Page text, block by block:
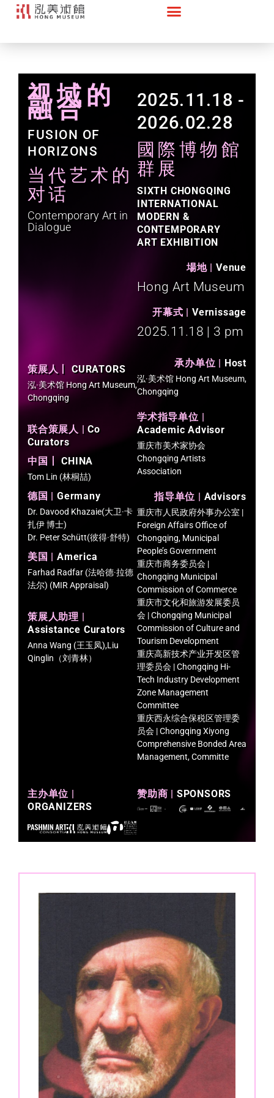
视域的
融合
FUSION OF
HORIZONS
当代艺术的
对话
Contemporary Art in
Dialogue
2025.11.18 -
2026.02.28​
國際博物館
群展
SIXTH CHONGQING
INTERNATIONAL
MODERN &
CONTEMPORARY
ART EXHIBITION
場地 | Venue​
Hong Art Museum
开幕式 | Vernissage​
2025.11.18 | 3 pm​
策展人丨 CURATORS
泓·美术馆 Hong Art Museum,
Chongqing
联合策展人 |Co
Curators
中国丨CHINA
Tom Lin (林桐喆)
德国 | Germany
Dr. Davood Khazaie(大卫·卡
扎伊 博士)
Dr. Peter Schütt(彼得·舒特)
美国 | America
Farhad Radfar (法哈德·拉德
法尔) (MIR Appraisal)
策展人助理 |
Assistance Curators
Anna Wang (王玉凤),Liu
Qinglin（刘青林）
承办单位 | Host
泓·美术馆 Hong Art Museum,
Chongqing
学术指导单位 |
Academic Advisor
重庆市美术家协会
Chongqing Artists
Association
指导单位 | Advisors
重庆市人民政府外事办公室 |
Foreign Affairs Office of
Chongqing, Municipal
People’s Government
重庆市商务委员会 |
Chongqing Municipal
Commission of Commerce
重庆市文化和旅游发展委员
会 | Chongqing Municipal
Commission of Culture and
Tourism Development
重庆高新技术产业开发区管
理委员会 | Chongqing Hi-
Tech Industry Development
Zone Management
Committee
重庆西永综合保税区管理委
员会 | Chongqing Xiyong
Comprehensive Bonded Area
Management, Committe
主办单位 |
ORGANIZERS
赞助商 | SPONSORS